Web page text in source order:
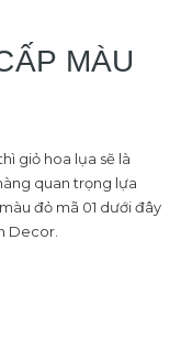
MÀU
giỏ hoa lụa sẽ là
quan trọng lựa
đỏ mã 01 dưới đây
Decor.